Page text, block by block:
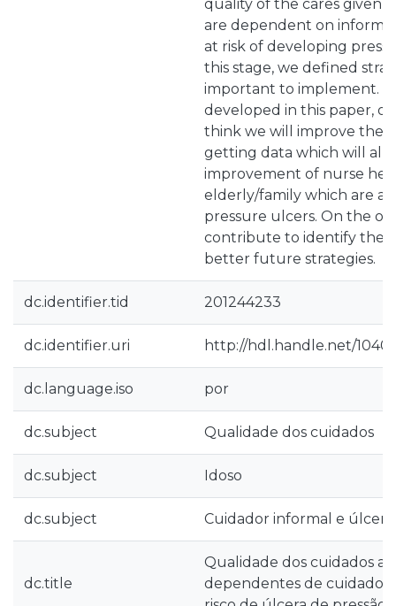
quality of the cares given
are dependent on
at risk of developing
this stage, we defined
important to implement.
developed in this paper,
think we will improve the
getting data which will
improvement of nurse
elderly/family which are
pressure ulcers. On the
contribute to identify the
better future strategies.
dc.identifier.tid 201244233
dc.identifier.uri http://hdl.handle.net/
dc.language.iso por
dc.subject Qualidade dos cuidados
dc.subject Idoso
dc.subject Cuidador informal e úlcera
dc.title
Qualidade dos cuidados a
dependentes de